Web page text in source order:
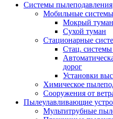
Системы пылеподавления
Мобильные
Мокрый туман
Сухой туман
Стационарные
Стац. системы
дорог
Установки
Химическое
Сооружения от
Пылеулавливающие
Мультитрубные